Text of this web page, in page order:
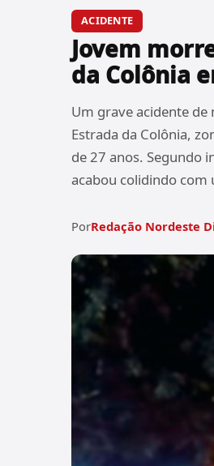
ACIDENTE
Jovem
da Colônia
Um grave acidente
Estrada da Colônia,
de 27 anos. Segundo
acabou colidindo com
PorRedação Nordeste